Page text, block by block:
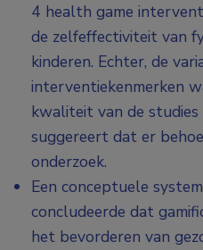
4 health game
de zelfeffectiviteit van
kinderen. Echter, de
interventiekenmerken
kwaliteit van de
suggereert dat er
onderzoek.
Een conceptuele
concludeerde dat
het bevorderen van